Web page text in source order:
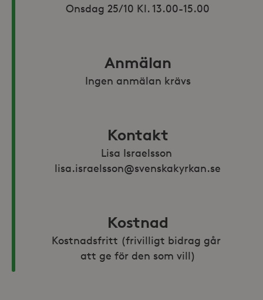
Onsdag 25/10 Kl. 13.00-15.00
Anmälan
Ingen anmälan krävs
Kontakt
Lisa Israelsson
lisa.israelsson@svenskakyrkan.se
Kostnad
Kostnadsfritt (frivilligt bidrag går
att ge för den som vill)